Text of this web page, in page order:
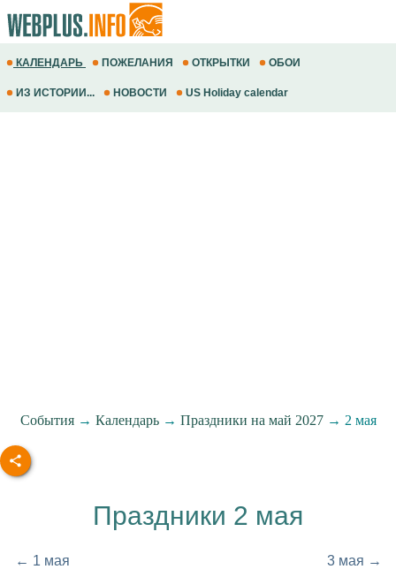
КАЛЕНДАРЬ ПОЖЕЛАНИЯ ОТКРЫТКИ ОБОИ
ИЗ ИСТОРИИ... НОВОСТИ US Holiday calendar
События→ Календарь→ Праздники на май 2027→ 2 мая
Праздники 2 мая
← 1 мая 3 мая →